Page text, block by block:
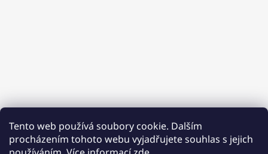
Tento web používá soubory cookie. Dalším
procházením tohoto webu vyjadřujete souhlas s jejich